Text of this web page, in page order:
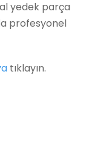
yedek parça
profesyonel
tıklayın.